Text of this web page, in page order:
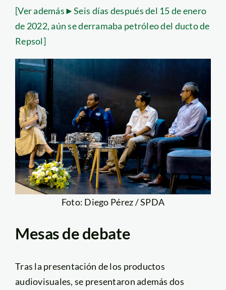
[Ver además►Seis días después del 15 de enero
de 2022, aún se derramaba petróleo del ducto de
Repsol]
Foto: Diego Pérez / SPDA
Mesas de debate
Tras la presentación de los productos
audiovisuales, se presentaron además dos